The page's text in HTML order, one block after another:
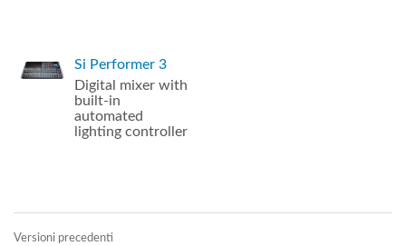
Si Performer 3
Digital mixer with
built-in
automated
lighting controller
Versioni precedenti